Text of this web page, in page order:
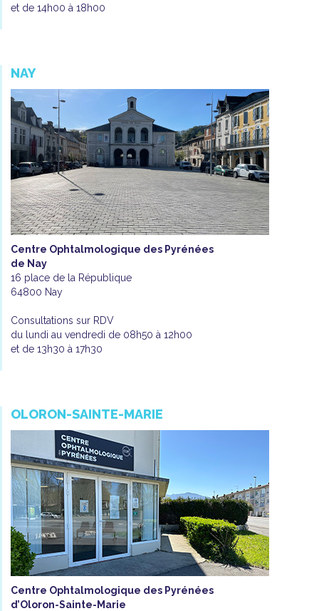
et de 14h00 à 18h00
NAY
Centre Ophtalmologique des Pyrénées
de Nay
16 place de la République
64800 Nay
Consultations sur RDV
du lundi au vendredi de 08h50 à 12h00
et de 13h30 à 17h30
OLORON-SAINTE-MARIE
Centre Ophtalmologique des Pyrénées
d’Oloron-Sainte-Marie